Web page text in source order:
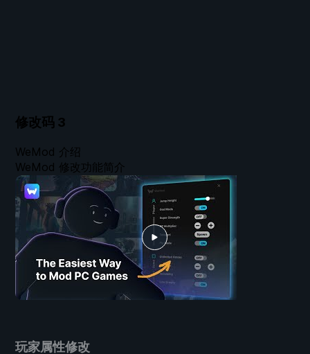
修改码 3
玩家属性修改
WeMod 介绍
WeMod 修改功能简介